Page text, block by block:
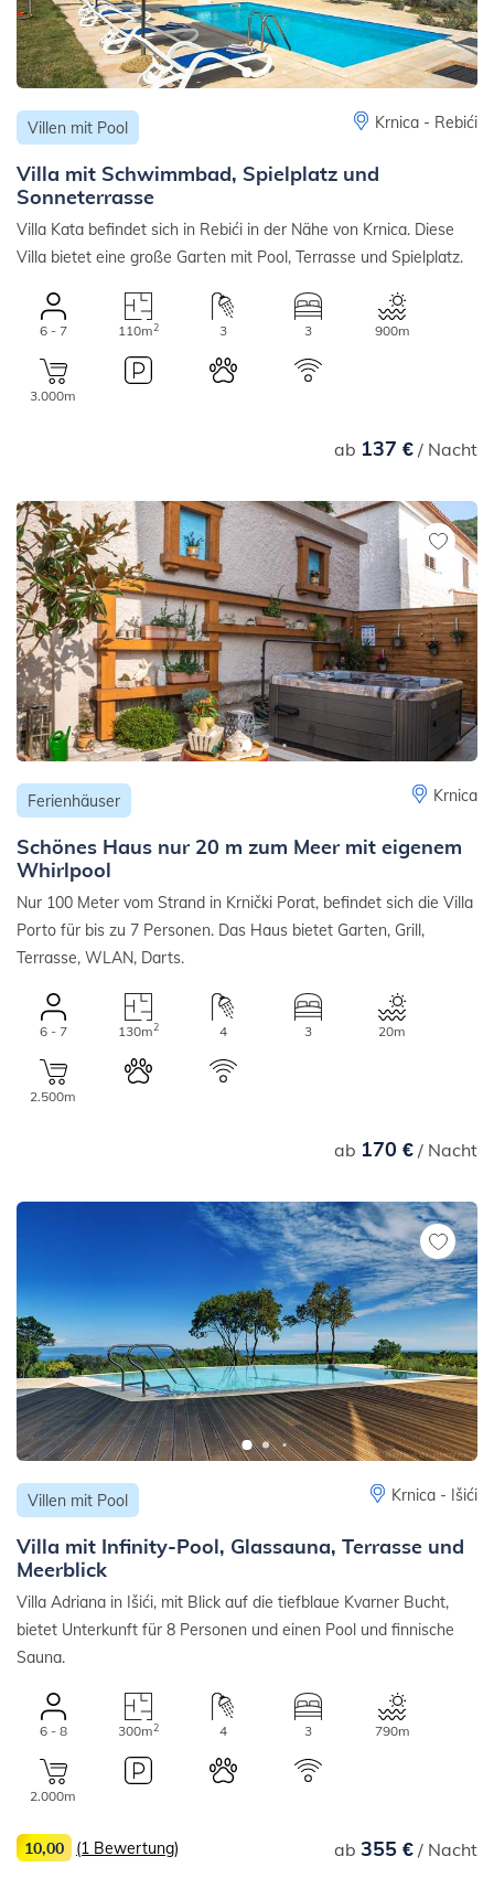
Villen mit Pool Krnica - Rebići
Villa mit Schwimmbad, Spielplatz und
Sonneterrasse
Villa Kata befindet sich in Rebići in der Nähe von Krnica. Diese
Villa bietet eine große Garten mit Pool, Terrasse und Spielplatz.
6 - 7 110m2 3 3 900m
3.000m
ab 137 €/ Nacht
Ferienhäuser Krnica
Schönes Haus nur 20 m zum Meer mit eigenem
Whirlpool
Nur 100 Meter vom Strand in Krnički Porat, befindet sich die Villa
Porto für bis zu 7 Personen. Das Haus bietet Garten, Grill,
Terrasse, WLAN, Darts.
6 - 7 130m2 4 3 20m
2.500m
ab 170 €/ Nacht
Villen mit Pool Krnica - Išići
Villa mit Infinity-Pool, Glassauna, Terrasse und
Meerblick
Villa Adriana in Išići, mit Blick auf die tiefblaue Kvarner Bucht,
bietet Unterkunft für 8 Personen und einen Pool und finnische
Sauna.
6 - 8 300m2 4 3 790m
2.000m
ab 355 €/ Nacht
10,00 (1 Bewertung)